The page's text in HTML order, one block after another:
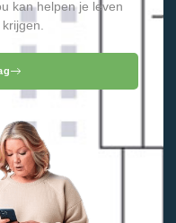
kan helpen je leven